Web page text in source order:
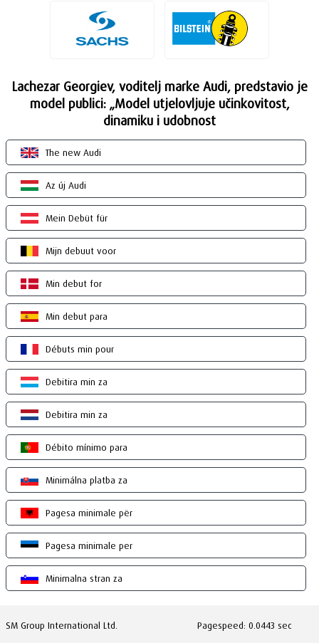
Lachezar Georgiev, voditelj marke Audi, predstavio je
model publici: „Model utjelovljuje učinkovitost,
dinamiku i udobnost
The new Audi
Az új Audi
Mein Debüt für
Mijn debuut voor
Min debut for
Min debut para
Débuts min pour
Debitira min za
Debitira min za
Débito mínimo para
Minimálna platba za
Pagesa minimale për
Pagesa minimale per
Minimalna stran za
SM Group International Ltd. Pagespeed: 0.0443 sec